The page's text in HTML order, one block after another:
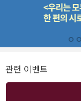
관련 이벤트